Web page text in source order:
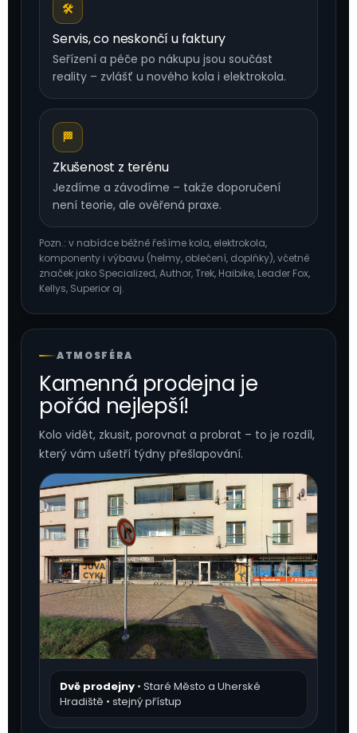
🛠
Servis, co neskončí u faktury
Seřízení a péče po nákupu jsou součást
reality – zvlášť u nového kola i elektrokola.
🏁
Zkušenost z terénu
Jezdíme a závodíme – takže doporučení
není teorie, ale ověřená praxe.
Pozn.: v nabídce běžně řešíme kola, elektrokola,
komponenty i výbavu (helmy, oblečení, doplňky), včetně
značek jako Specialized, Author, Trek, Haibike, Leader Fox,
Kellys, Superior aj.
ATMOSFÉRA
Kamenná prodejna je
pořád nejlepší!
Kolo vidět, zkusit, porovnat a probrat – to je rozdíl,
který vám ušetří týdny přešlapování.
Dvě prodejny • Staré Město a Uherské
Hradiště • stejný přístup